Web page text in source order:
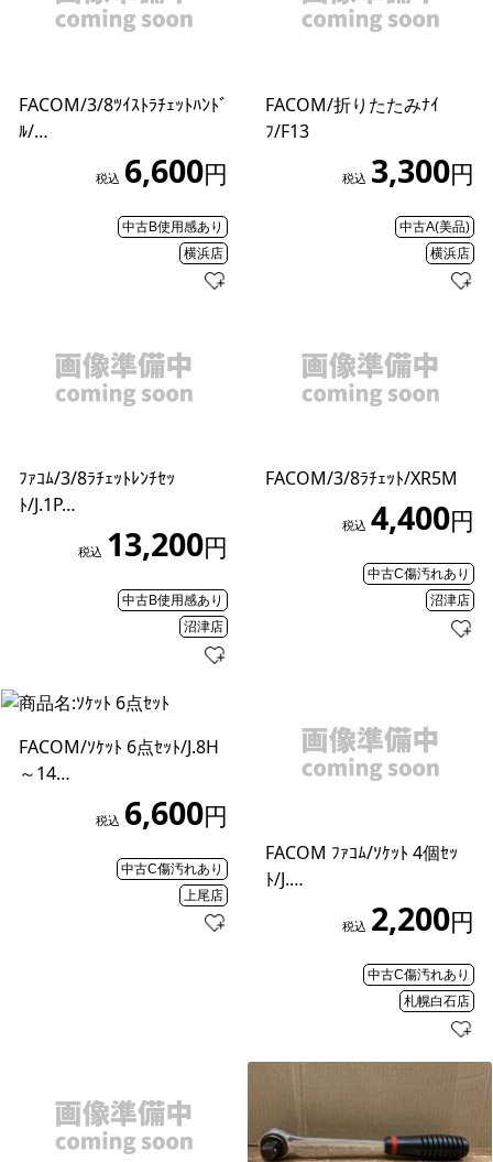
FACOM/3/8ﾂｲｽﾄﾗﾁｪｯﾄﾊﾝﾄﾞ
ﾙ/…
税込 6,600円
中古B使用感あり
横浜店
FACOM/折りたたみﾅｲ
ﾌ/F13
税込 3,300円
中古A(美品)
横浜店
ﾌｧｺﾑ/3/8ﾗﾁｪｯﾄﾚﾝﾁｾｯ
ﾄ/J.1P…
税込 13,200円
中古B使用感あり
沼津店
FACOM/3/8ﾗﾁｪｯﾄ/XR5M
税込 4,400円
中古C傷汚れあり
沼津店
FACOM/ｿｹｯﾄ 6点ｾｯﾄ/J.8H
～14…
税込 6,600円
中古C傷汚れあり
上尾店
FACOM ﾌｧｺﾑ/ｿｹｯﾄ 4個ｾｯ
ﾄ/J.…
税込 2,200円
中古C傷汚れあり
札幌白石店